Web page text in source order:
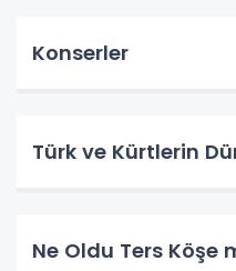
Konserler
Türk ve Kürtlerin
Ne Oldu Ters Köşe